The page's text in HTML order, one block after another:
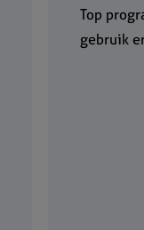
Top
gebruik